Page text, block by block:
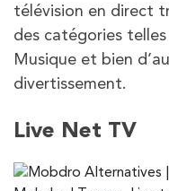
télévision en direct
des catégories
Musique et bien
divertissement.
Live Net TV